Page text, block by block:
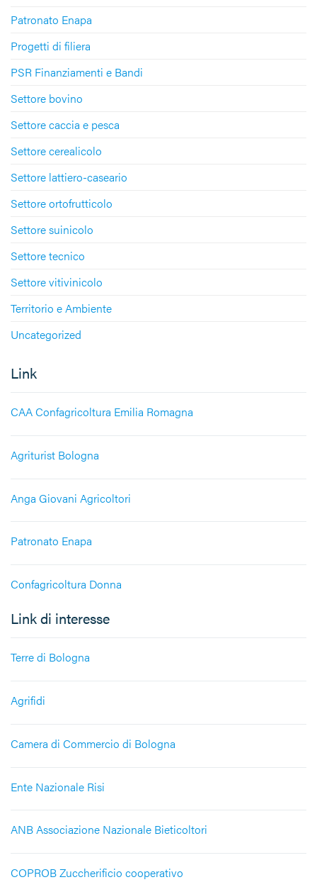
Patronato Enapa
Progetti di filiera
PSR Finanziamenti e Bandi
Settore bovino
Settore caccia e pesca
Settore cerealicolo
Settore lattiero-caseario
Settore ortofrutticolo
Settore suinicolo
Settore tecnico
Settore vitivinicolo
Territorio e Ambiente
Uncategorized
Link
CAA Confagricoltura Emilia Romagna
Agriturist Bologna
Anga Giovani Agricoltori
Patronato Enapa
Confagricoltura Donna
Link di interesse
Terre di Bologna
Agrifidi
Camera di Commercio di Bologna
Ente Nazionale Risi
ANB Associazione Nazionale Bieticoltori
COPROB Zuccherificio cooperativo